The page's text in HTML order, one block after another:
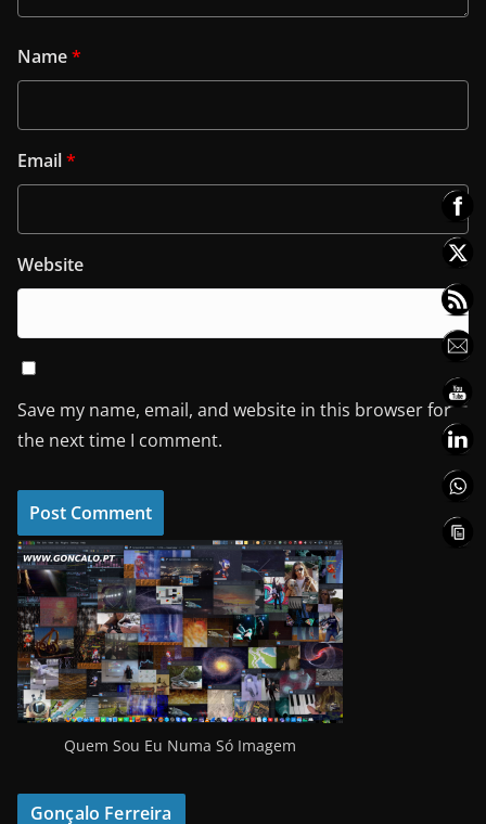
Name*
Email*
Website
Save my name, email, and website in this browser for
the next time I comment.
Quem Sou Eu Numa Só Imagem
Gonçalo Ferreira